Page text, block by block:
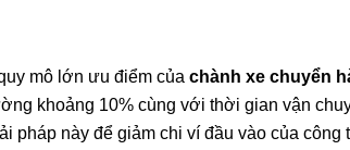
mô lớn ưu điểm của chành xe chuyển
khoảng 10% cùng với thời gian vận
pháp này để giảm chi ví đầu vào của công